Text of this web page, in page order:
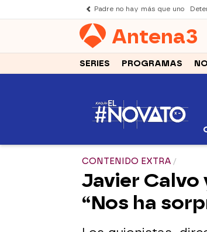
Padre no hay más que uno
Antena3
SERIES PROGRAMAS
CONTENIDO EXTRA
Javier Calvo
“Nos ha